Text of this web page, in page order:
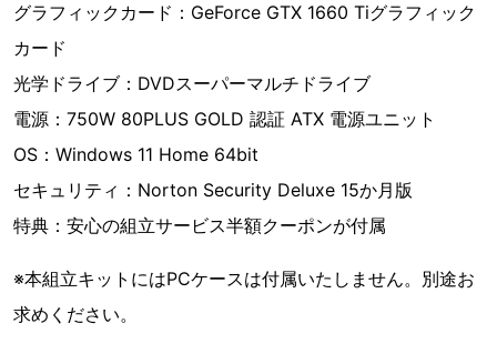
グラフィックカード：GeForce GTX 1660 Tiグラフィック
カード
光学ドライブ：DVDスーパーマルチドライブ
電源：750W 80PLUS GOLD 認証 ATX 電源ユニット
OS：Windows 11 Home 64bit
セキュリティ：Norton Security Deluxe 15か月版
特典：安心の組立サービス半額クーポンが付属
※本組立キットにはPCケースは付属いたしません。別途お
求めください。